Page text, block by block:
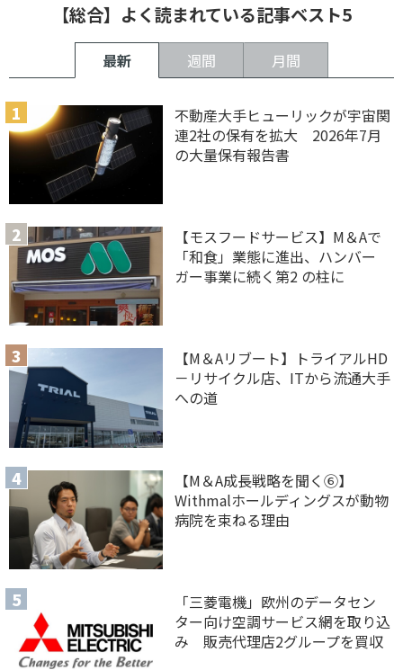
【総合】よく読まれている記事ベスト5
最新 週間 月間
不動産大手ヒューリックが宇宙関
連2社の保有を拡大 2026年7月
の大量保有報告書
【モスフードサービス】M＆Aで
「和食」業態に進出、ハンバー
ガー事業に続く第2 の柱に
【M＆Aリブート】トライアルHD
－リサイクル店、ITから流通大手
への道
【M＆A 成長戦略を聞く⑥】
Withmalホールディングスが動物
病院を束ねる理由
「三菱電機」欧州のデータセン
ター向け空調サービス網を取り込
み 販売代理店2グループを買収